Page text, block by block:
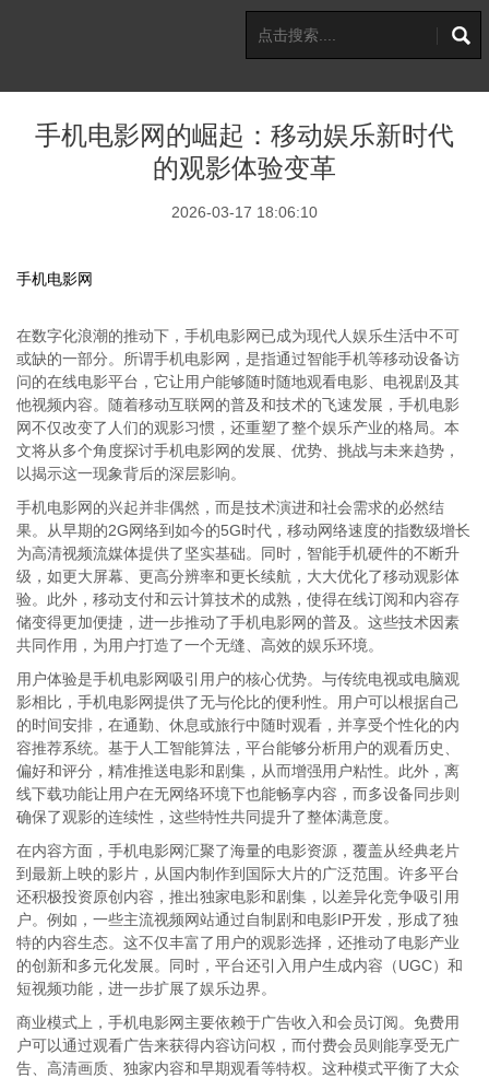
手机电影网的崛起：移动娱乐新时代
的观影体验变革
2026-03-17 18:06:10
手机电影网
在数字化浪潮的推动下，手机电影网已成为现代人娱乐生活中不可
或缺的一部分。所谓手机电影网，是指通过智能手机等移动设备访
问的在线电影平台，它让用户能够随时随地观看电影、电视剧及其
他视频内容。随着移动互联网的普及和技术的飞速发展，手机电影
网不仅改变了人们的观影习惯，还重塑了整个娱乐产业的格局。本
文将从多个角度探讨手机电影网的发展、优势、挑战与未来趋势，
以揭示这一现象背后的深层影响。
手机电影网的兴起并非偶然，而是技术演进和社会需求的必然结
果。从早期的2G网络到如今的5G时代，移动网络速度的指数级增长
为高清视频流媒体提供了坚实基础。同时，智能手机硬件的不断升
级，如更大屏幕、更高分辨率和更长续航，大大优化了移动观影体
验。此外，移动支付和云计算技术的成熟，使得在线订阅和内容存
储变得更加便捷，进一步推动了手机电影网的普及。这些技术因素
共同作用，为用户打造了一个无缝、高效的娱乐环境。
用户体验是手机电影网吸引用户的核心优势。与传统电视或电脑观
影相比，手机电影网提供了无与伦比的便利性。用户可以根据自己
的时间安排，在通勤、休息或旅行中随时观看，并享受个性化的内
容推荐系统。基于人工智能算法，平台能够分析用户的观看历史、
偏好和评分，精准推送电影和剧集，从而增强用户粘性。此外，离
线下载功能让用户在无网络环境下也能畅享内容，而多设备同步则
确保了观影的连续性，这些特性共同提升了整体满意度。
在内容方面，手机电影网汇聚了海量的电影资源，覆盖从经典老片
到最新上映的影片，从国内制作到国际大片的广泛范围。许多平台
还积极投资原创内容，推出独家电影和剧集，以差异化竞争吸引用
户。例如，一些主流视频网站通过自制剧和电影IP开发，形成了独
特的内容生态。这不仅丰富了用户的观影选择，还推动了电影产业
的创新和多元化发展。同时，平台还引入用户生成内容（UGC）和
短视频功能，进一步扩展了娱乐边界。
商业模式上，手机电影网主要依赖于广告收入和会员订阅。免费用
户可以通过观看广告来获得内容访问权，而付费会员则能享受无广
告、高清画质、独家内容和早期观看等特权。这种模式平衡了大众